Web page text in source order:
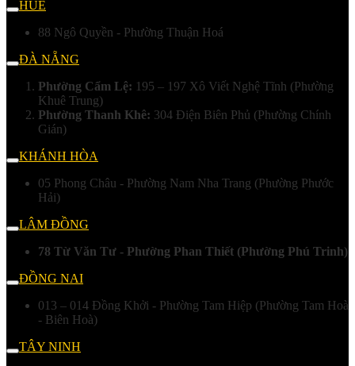
HUẾ
88 Ngô Quyền - Phường Thuận Hoá
ĐÀ NẴNG
Phường Cẩm Lệ: 195 – 197 Xô Viết Nghệ Tĩnh (Phường
Khuê Trung)
Phường Thanh Khê: 304 Điện Biên Phủ (Phường Chính
Gián)
KHÁNH HÒA
05 Phong Châu - Phường Nam Nha Trang (Phường Phước
Hải)
LÂM ĐỒNG
78 Từ Văn Tư - Phường Phan Thiết (Phường Phú Trinh)
ĐỒNG NAI
013 – 014 Đồng Khởi - Phường Tam Hiệp (Phường Tam Hoà
- Biên Hoà)
TÂY NINH